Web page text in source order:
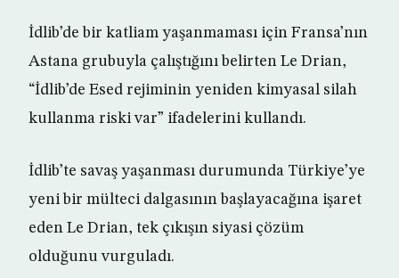
İdlib’de bir katliam yaşanmaması için Fransa’nın
Astana grubuyla çalıştığını belirten Le Drian,
“İdlib’de Esed rejiminin yeniden kimyasal silah
kullanma riski var” ifadelerini kullandı.
İdlib’te savaş yaşanması durumunda Türkiye’ye
yeni bir mülteci dalgasının başlayacağına işaret
eden Le Drian, tek çıkışın siyasi çözüm
olduğunu vurguladı.